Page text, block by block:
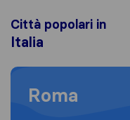
Città popolari in
Italia
Moving to Roma
Roma